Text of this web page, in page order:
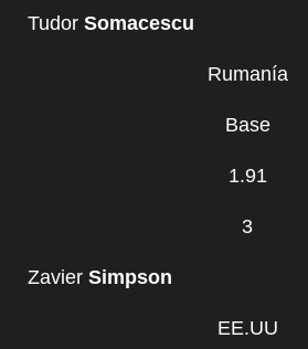
Tudor Somacescu
Rumanía
Base
1.91
3
Zavier Simpson
EE.UU